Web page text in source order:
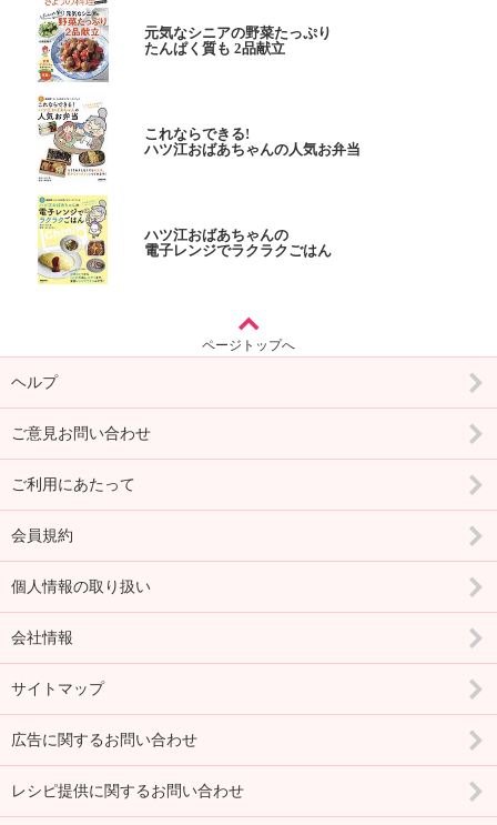
元気なシニアの野菜たっぷり
たんぱく質も 2品献立
これならできる!
ハツ江おばあちゃんの人気お弁当
ハツ江おばあちゃんの
電子レンジでラクラクごはん
ページトップへ
ヘルプ
ご意見お問い合わせ
ご利用にあたって
会員規約
個人情報の取り扱い
会社情報
サイトマップ
広告に関するお問い合わせ
レシピ提供に関するお問い合わせ